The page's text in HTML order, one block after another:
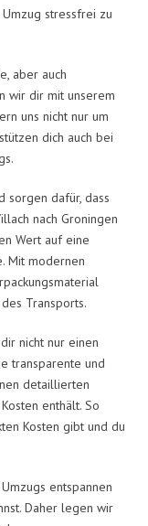
stressfrei zu
aber auch
wir dir mit unserem
uns nicht nur um
dich auch bei
sorgen dafür, dass
nach Groningen
Wert auf eine
Mit modernen
Transports.
nicht nur einen
transparente und
detaillierten
enthält. So
Kosten gibt und du
entspannen
Daher legen wir